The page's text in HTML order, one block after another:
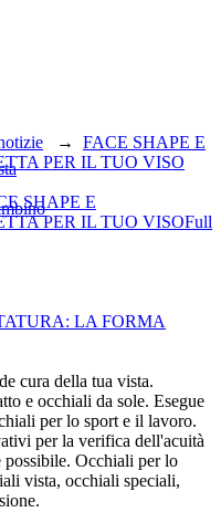
→ FACE SHAPE E
PER IL TUO VISO
SHAPE E
PER IL TUO VISOFull
LA FORMA
cura della tua vista.
e occhiali da sole. Esegue
per lo sport e il lavoro.
per la verifica dell'acuità
Occhiali per lo
vista, occhiali speciali,